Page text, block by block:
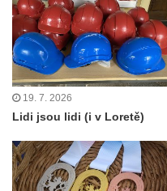
19. 7. 2026
Lidi jsou lidi (i v Loretě)